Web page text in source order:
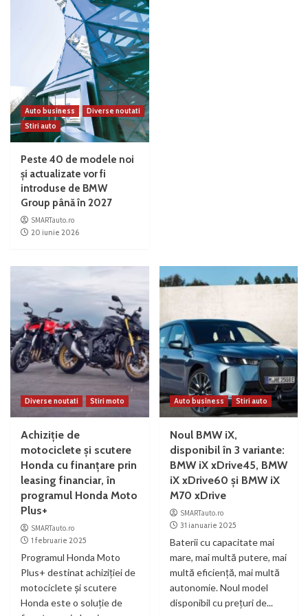
Auto business
Diverse noutati
Stiri auto
Peste 40 de modele noi
și actualizate vor fi
introduse de BMW
Group până în 2027
SMARTauto.ro
20 iunie 2026
Diverse noutati Stiri moto
Achiziție de
motociclete și scutere
Honda cu finanțare prin
leasing financiar, în
programul Honda Moto
Plus+
SMARTauto.ro
1 februarie 2025
Programul Honda Moto
Plus+ destinat achiziției de
motociclete și scutere
Honda este o soluție de
Auto business Stiri auto
Noul BMW iX,
disponibil în 3 variante:
BMW iX xDrive45, BMW
iX xDrive60 şi BMW iX
M70 xDrive
SMARTauto.ro
31 ianuarie 2025
Baterii cu capacitate mai
mare, mai multă putere, mai
multă eficiență, mai multă
autonomie. Noul model
disponibil cu prețuri de...